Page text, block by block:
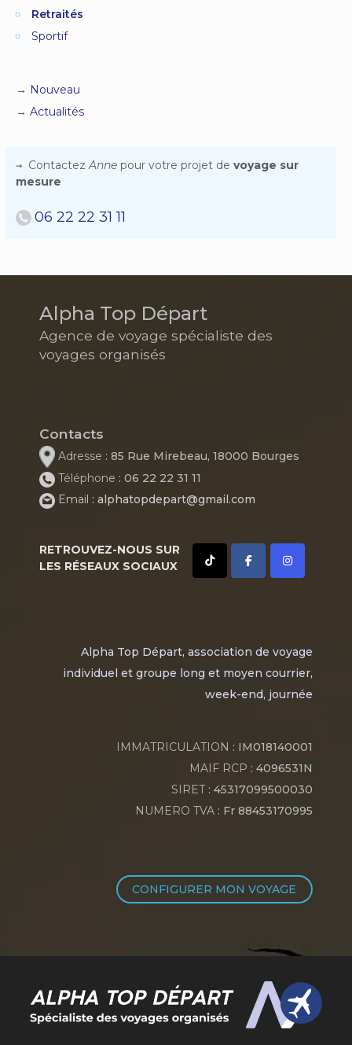
Retraités
Sportif
Nouveau
Actualités
ContactezAnne pour votre projet de voyage sur
mesure
06 22 22 31 11
Alpha Top Départ
Agence de voyage spécialiste des
voyages organisés
Contacts
Adresse : 85 Rue Mirebeau, 18000 Bourges
Téléphone : 06 22 22 31 11
Email : alphatopdepart@gmail.com
RETROUVEZ-NOUS SUR
LES RÉSEAUX SOCIAUX
Alpha Top Départ, association de voyage
individuel et groupe long et moyen courrier,
week-end, journée
IMMATRICULATION : IM018140001
MAIF RCP : 4096531N
SIRET: 45317099500030
NUMERO TVA : Fr 88453170995
CONFIGURER MON VOYAGE